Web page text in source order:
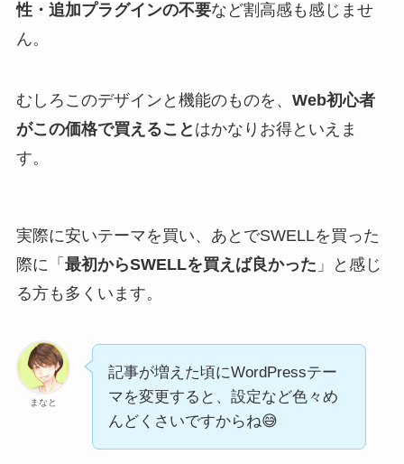
性・追加プラグインの不要など割高感も感じませ
ん。
むしろこのデザインと機能のものを、 Web初心者
がこの価格で買えること はかなりお得といえま
す。
実際に安いテーマを買い、あとでSWELLを買った
際に「 最初からSWELLを買えば良かった 」と感じ
る方も多くいます。
まなと
記事が増えた頃にWordPressテー
マを変更すると、設定など色々め
んどくさいですからね😅